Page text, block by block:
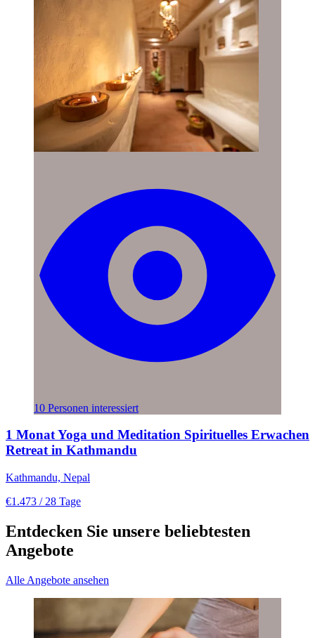
10 Personen interessiert
1 Monat Yoga und Meditation Spirituelles Erwachen
Retreat in Kathmandu
Kathmandu, Nepal
€1.473 / 28 Tage
Entdecken Sie unsere beliebtesten
Angebote
Alle Angebote ansehen